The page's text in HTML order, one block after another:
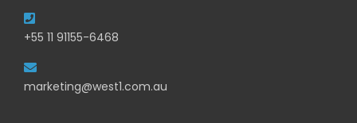
+55 11 91155-6468
marketing@west1.com.au